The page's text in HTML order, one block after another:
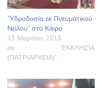
“Υδροδοσία εκ Πνευματικού
Νείλου” στο Κάιρο
13 Μαρτίου, 2018
σε "ΕΚΚΛΗΣΙΑ
(ΠΑΤΡΙΑΡΧΕΙΑ)"